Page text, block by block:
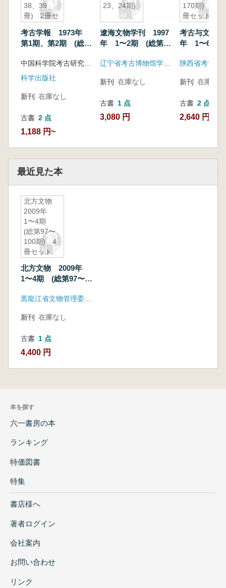
38、39
冊) 2冊セ
考古学報 1973年
第1期、第2期 (総第
ト
科学出版社
新刊 在庫なし
古書 2 点
1,188 円~
23、24期)
遼海文物学刊 1997
年 1〜2期 (総第
新刊 在庫なし
古書 1 点
3,080 円
170期) 6
冊セット
考古与文物
年 1〜6 (
ット
陝西省考古研
新刊 在庫なし
古書 2 点
2,640 円~
最近見た本
北方文物
2009年
1〜4期
(総第97〜
100期) 4
冊セット
北方文物 2009年
1〜4期 (総第97〜
黒龍江省文物管理委員会
新刊 在庫なし
古書 1 点
4,400 円
本を探す
六一書房の本
ランキング
特価図書
特集
書店様へ
著者ログイン
会社案内
お問い合わせ
リンク